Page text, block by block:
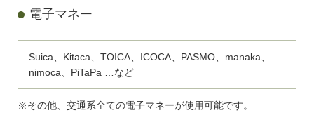
電子マネー
Suica、Kitaca、TOICA、ICOCA、PASMO、manaka、
nimoca、PiTaPa …など
※その他、交通系全ての電子マネーが使用可能です。